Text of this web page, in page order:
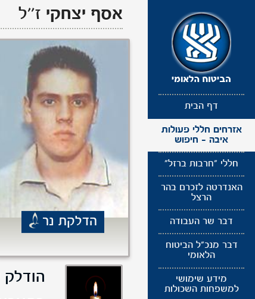
דף הבית
אזרחים חללי פעולות
איבה - חיפוש
חללי "חרבות ברזל"
האנדרטה לזכרם בהר
הרצל
דבר שר העבודה
דבר מנכ"ל הביטוח
הלאומי
מידע שימושי
למשפחות השכולות
אסף יצחקי ז''ל
הדלקת נר
הודלק